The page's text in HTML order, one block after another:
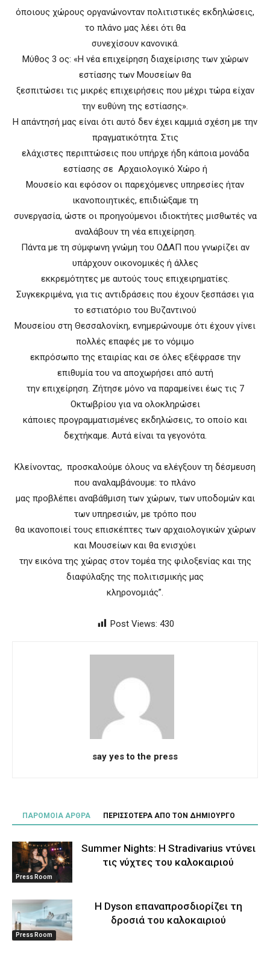
όποιους χώρους οργανώνονταν πολιτιστικές εκδηλώσεις,
το πλάνο μας λέει ότι θα
συνεχίσουν κανονικά.
Μύθος 3 ος: «Η νέα επιχείρηση διαχείρισης των χώρων
εστίασης των Μουσείων θα
ξεσπιτώσει τις μικρές επιχειρήσεις που μέχρι τώρα είχαν
την ευθύνη της εστίασης».
Η απάντησή μας είναι ότι αυτό δεν έχει καμμιά σχέση με την
πραγματικότητα. Στις
ελάχιστες περιπτώσεις που υπήρχε ήδη κάποια μονάδα
εστίασης σε Αρχαιολογικό Χώρο ή
Μουσείο και εφόσον οι παρεχόμενες υπηρεσίες ήταν
ικανοποιητικές, επιδιώξαμε τη
συνεργασία, ώστε οι προηγούμενοι ιδιοκτήτες μισθωτές να
αναλάβουν τη νέα επιχείρηση.
Πάντα με τη σύμφωνη γνώμη του ΟΔΑΠ που γνωρίζει αν
υπάρχουν οικονομικές ή άλλες
εκκρεμότητες με αυτούς τους επιχειρηματίες.
Συγκεκριμένα, για τις αντιδράσεις που έχουν ξεσπάσει για
το εστιατόριο του Βυζαντινού
Μουσείου στη Θεσσαλονίκη, ενημερώνουμε ότι έχουν γίνει
πολλές επαφές με το νόμιμο
εκπρόσωπο της εταιρίας και σε όλες εξέφρασε την
επιθυμία του να αποχωρήσει από αυτή
την επιχείρηση. Ζήτησε μόνο να παραμείνει έως τις 7
Οκτωβρίου για να ολοκληρώσει
κάποιες προγραμματισμένες εκδηλώσεις, το οποίο και
δεχτήκαμε. Αυτά είναι τα γεγονότα.
Κλείνοντας, προσκαλούμε όλους να ελέγξουν τη δέσμευση
που αναλαμβάνουμε: το πλάνο
μας προβλέπει αναβάθμιση των χώρων, των υποδομών και
των υπηρεσιών, με τρόπο που
θα ικανοποιεί τους επισκέπτες των αρχαιολογικών χώρων
και Μουσείων και θα ενισχύει
την εικόνα της χώρας στον τομέα της φιλοξενίας και της
διαφύλαξης της πολιτισμικής μας
κληρονομιάς”.
Post Views: 430
say yes to the press
ΠΑΡΟΜΟΙΑ ΑΡΘΡΑ ΠΕΡΙΣΣΟΤΕΡΑ ΑΠΟ ΤΟΝ ΔΗΜΙΟΥΡΓΟ
Press Room
Summer Nights: Η Stradivarius ντύνει
τις νύχτες του καλοκαιριού
Press Room
Η Dyson επαναπροσδιορίζει τη
δροσιά του καλοκαιριού